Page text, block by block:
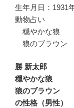
生年月日：1931
動物占い
穏やかな狼
狼のブラウン
勝 新太郎
穏やかな狼
狼のブラウン
の性格（男性）